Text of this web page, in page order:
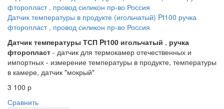
Датчик температуры в продукте (игольчатый) Pt100 ручка
фторопласт , провод силикон пр-во Россия
Датчик температуры ТСП Pt100 игольчатый , ручка
фторопласт - датчик для термокамер отечественных и
импортных - измерение температуры в продукте, температуры
в камере, датчик "мокрый"
3 100 р
Сравнить